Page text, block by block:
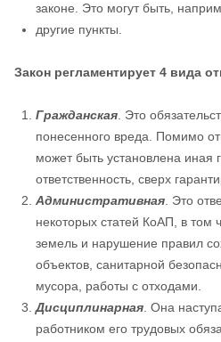
законе. Это могут быть,
другие пункты.
Закон регламентирует 4 вида
Гражданская. Это
понесенного вреда. Помимо
может быть установлена иная
ответственность, сверх
Административная. Это
некоторых статей КоАП, в том
земель и нарушение правил
объектов, санитарной
мусора, работы с отходами.
Дисциплинарная. Она
работником его трудовых